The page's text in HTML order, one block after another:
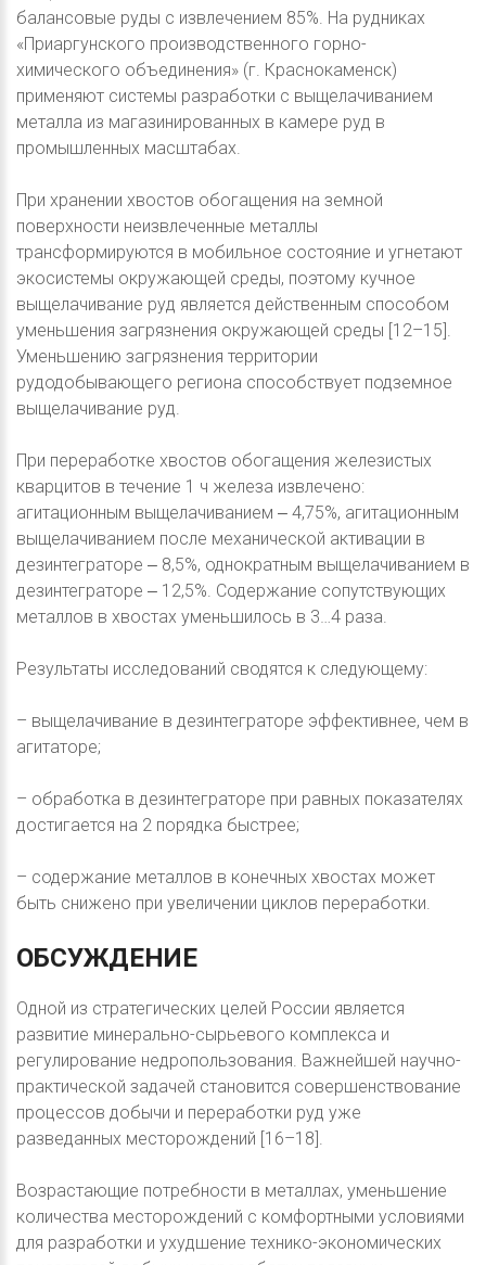
балансовые руды с извлечением 85%. На рудниках
«Приаргунского производственного горно-
химического объединения» (г. Краснокаменск)
применяют системы разработки с выщелачиванием
металла из магазинированных в камере руд в
промышленных масштабах.
При хранении хвостов обогащения на земной
поверхности неизвлеченные металлы
трансформируются в мобильное состояние и угнетают
экосистемы окружающей среды, поэтому кучное
выщелачивание руд является действенным способом
уменьшения загрязнения окружающей среды [12–15].
Уменьшению загрязнения территории
рудодобывающего региона способствует подземное
выщелачивание руд.
При переработке хвостов обогащения железистых
кварцитов в течение 1 ч железа извлечено:
агитационным выщелачиванием ‒ 4,75%, агитационным
выщелачиванием после механической активации в
дезинтеграторе ‒ 8,5%, однократным выщелачиванием в
дезинтеграторе ‒ 12,5%. Содержание сопутствующих
металлов в хвостах уменьшилось в 3…4 раза.
Результаты исследований сводятся к следующему:
– выщелачивание в дезинтеграторе эффективнее, чем в
агитаторе;
– обработка в дезинтеграторе при равных показателях
достигается на 2 порядка быстрее;
– содержание металлов в конечных хвостах может
быть снижено при увеличении циклов переработки.
ОБСУЖДЕНИЕ
Одной из стратегических целей России является
развитие минерально-сырьевого комплекса и
регулирование недропользования. Важнейшей научно-
практической задачей становится совершенствование
процессов добычи и переработки руд уже
разведанных месторождений [16–18].
Возрастающие потребности в металлах, уменьшение
количества месторождений с комфортными условиями
для разработки и ухудшение технико-экономических